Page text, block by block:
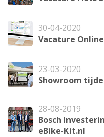
30-04-2020
Vacature
23-03-2020
Showroom
28-08-2019
Bosch
eBike-Kit.nl